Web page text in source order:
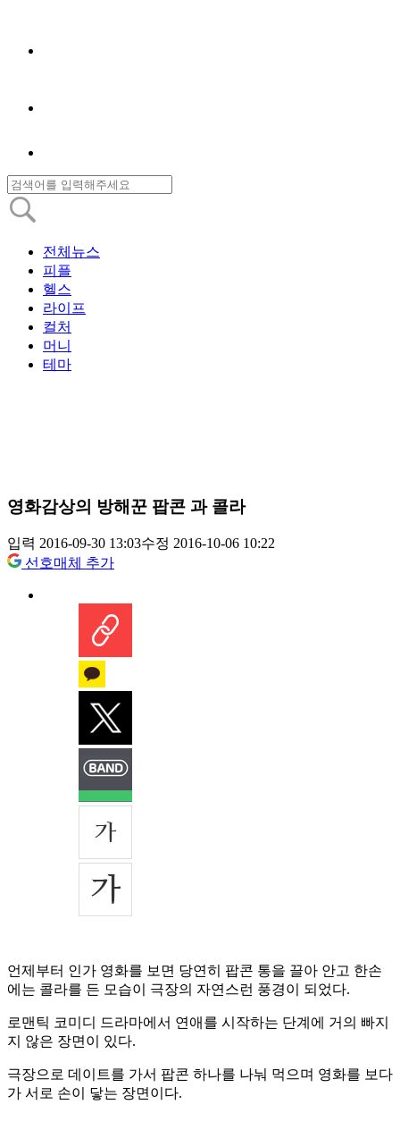
전체뉴스
피플
헬스
라이프
컬처
머니
테마
영화감상의 방해꾼 팝콘 과 콜라
입력 2016-09-30 13:03수정 2016-10-06 10:22
선호매체 추가
언제부터 인가 영화를 보면 당연히 팝콘 통을 끌아 안고 한손
에는 콜라를 든 모습이 극장의 자연스런 풍경이 되었다.
로맨틱 코미디 드라마에서 연애를 시작하는 단계에 거의 빠지
지 않은 장면이 있다.
극장으로 데이트를 가서 팝콘 하나를 나눠 먹으며 영화를 보다
가 서로 손이 닿는 장면이다.